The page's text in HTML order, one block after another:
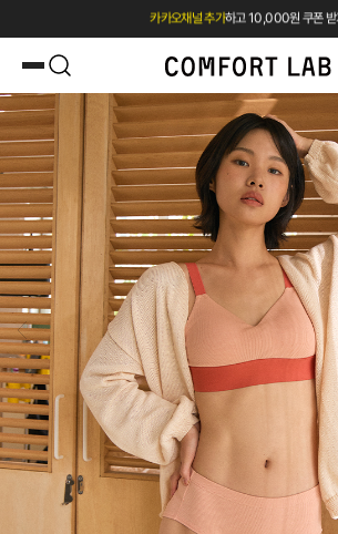
첫 구매 시 베스트셀러 50% 즉시 할인